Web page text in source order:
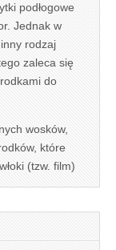
podłogowe
Jednak w
rodzaj
zaleca się
do
wosków,
które
(tzw. film)